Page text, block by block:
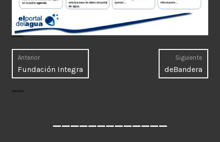
Navegación
de
Anterior
Entrada
anterior:
Fundación Integra
Siguiente
deBandera
_____________